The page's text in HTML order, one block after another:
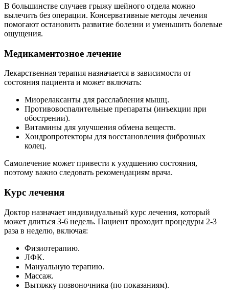
В большинстве случаев грыжу шейного отдела можно
вылечить без операции. Консервативные методы лечения
помогают остановить развитие болезни и уменьшить болевые
ощущения.
Медикаментозное лечение
Лекарственная терапия назначается в зависимости от
состояния пациента и может включать:
Миорелаксанты для расслабления мышц.
Противовоспалительные препараты (инъекции при
обострении).
Витамины для улучшения обмена веществ.
Хондропротекторы для восстановления фиброзных
колец.
Самолечение может привести к ухудшению состояния,
поэтому важно следовать рекомендациям врача.
Курс лечения
Доктор назначает индивидуальный курс лечения, который
может длиться 3-6 недель. Пациент проходит процедуры 2-3
раза в неделю, включая:
Физиотерапию.
ЛФК.
Мануальную терапию.
Массаж.
Вытяжку позвоночника (по показаниям).